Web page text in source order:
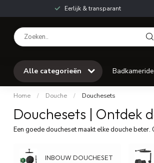
Eerlijk & transparant
Alle categorieën
Home / Douche / Douchesets
Douchesets | Ontdek
Een goede doucheset maakt elke douche
INBOUW DOUCHESET